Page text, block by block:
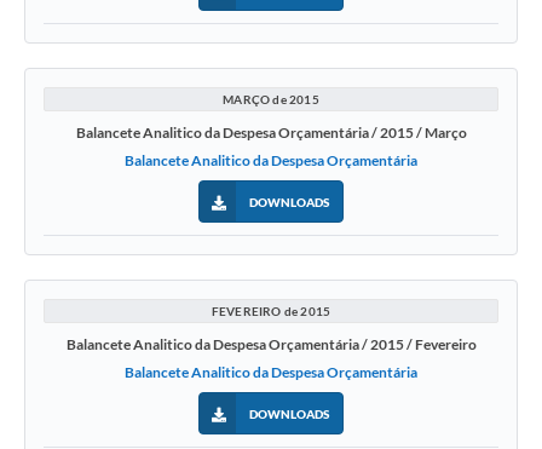
MARÇO de 2015
Balancete Analitico da Despesa Orçamentária / 2015 / Março
Balancete Analitico da Despesa Orçamentária
DOWNLOADS
FEVEREIRO de 2015
Balancete Analitico da Despesa Orçamentária / 2015 / Fevereiro
Balancete Analitico da Despesa Orçamentária
DOWNLOADS